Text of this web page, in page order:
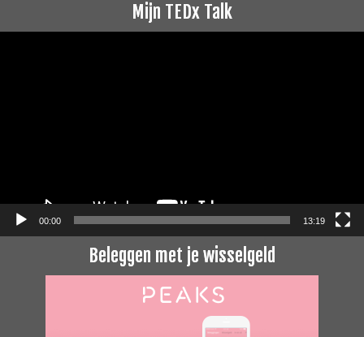
Mijn TEDx Talk
00:00 13:19
Beleggen met je wisselgeld